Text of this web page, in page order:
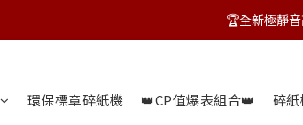
🏆全新極靜
環保標章碎紙機 👑CP值爆表組合👑 碎